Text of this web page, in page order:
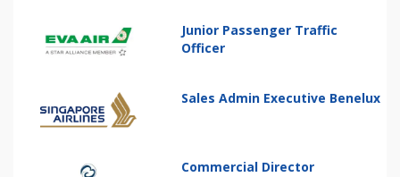
Junior Passenger Traffic
Officer
Sales Admin Executive Benelux
Commercial Director